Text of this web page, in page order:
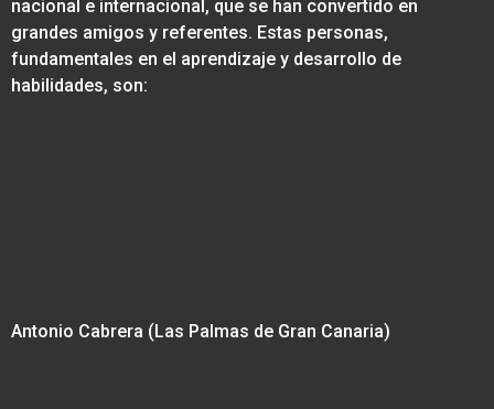
nacional e internacional, que se han convertido en
grandes amigos y referentes. Estas personas,
fundamentales en el aprendizaje y desarrollo de
habilidades, son:
Antonio Cabrera (Las Palmas de Gran Canaria)